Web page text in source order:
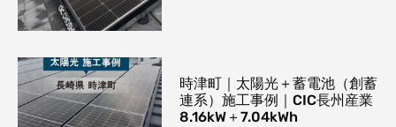
時津町｜太陽光＋蓄電池（創蓄
連系）施工事例｜CIC長州産業
8.16kW＋7.04kWh